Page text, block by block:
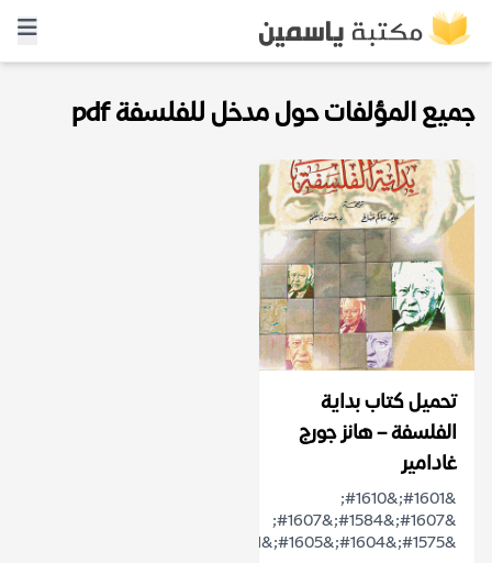
جميع المؤلفات حول مدخل للفلسفة pdf
تحميل كتاب بداية
الفلسفة – هانز جورج
غادامير
&#1601;&#1610;
&#1607;&#1584;&#1607;
&#1575;&#1604;&#1605;&#1581;&#1575;&#1590;&...